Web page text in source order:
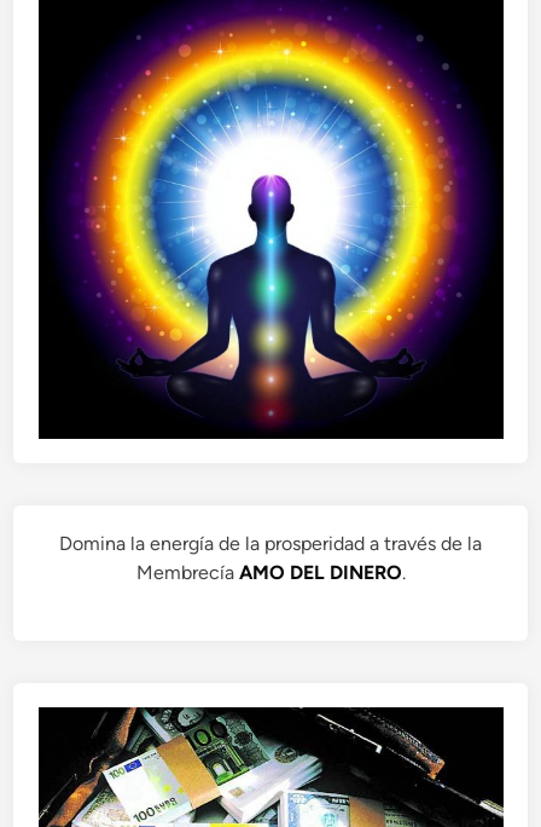
Domina la energía de la prosperidad a través de la
Membrecía AMO DEL DINERO.